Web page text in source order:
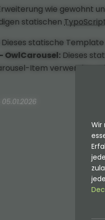
wie gewohnt
statischen
Dieses statische
OwlCarousel: Dieses
Item verwenden
Wir